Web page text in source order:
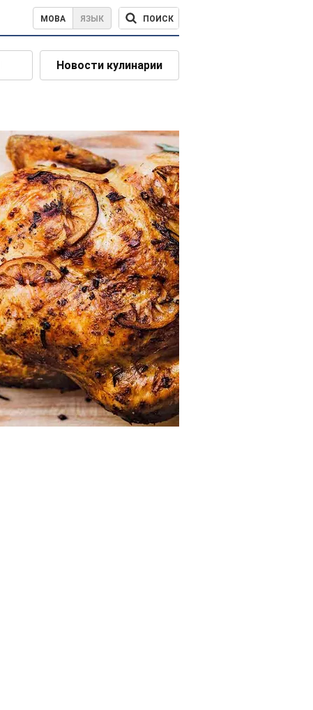
МОВА ЯЗЫК ПОИСК
Новости кулинарии